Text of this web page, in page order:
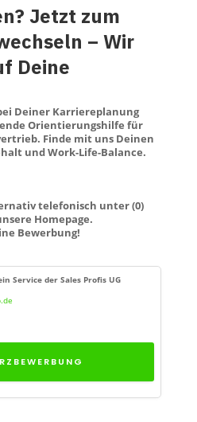
Jetzt zum
– Wir
Deine
Deiner Karriereplanung
Orientierungshilfe für
Finde mit uns Deinen
und Work-Life-Balance.
telefonisch unter (0)
Homepage.
Bewerbung!
Service der Sales Profis UG